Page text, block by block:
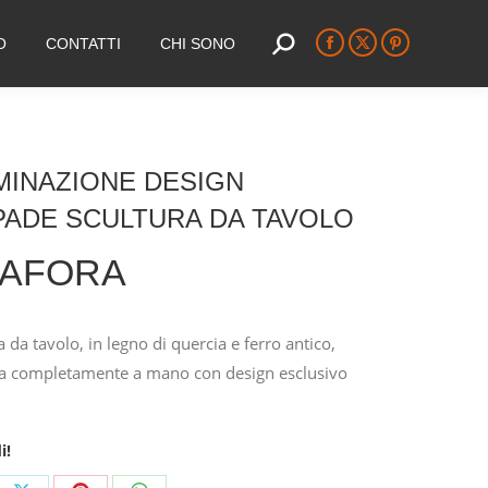
CONTATTI CHI SONO Search: Facebook
page
X
page
Pinterest
page
DESIGN
SCULTURA DA TAVOLO
da tavolo, in legno di quercia e ferro antico,
completamente a mano con design esclusivo